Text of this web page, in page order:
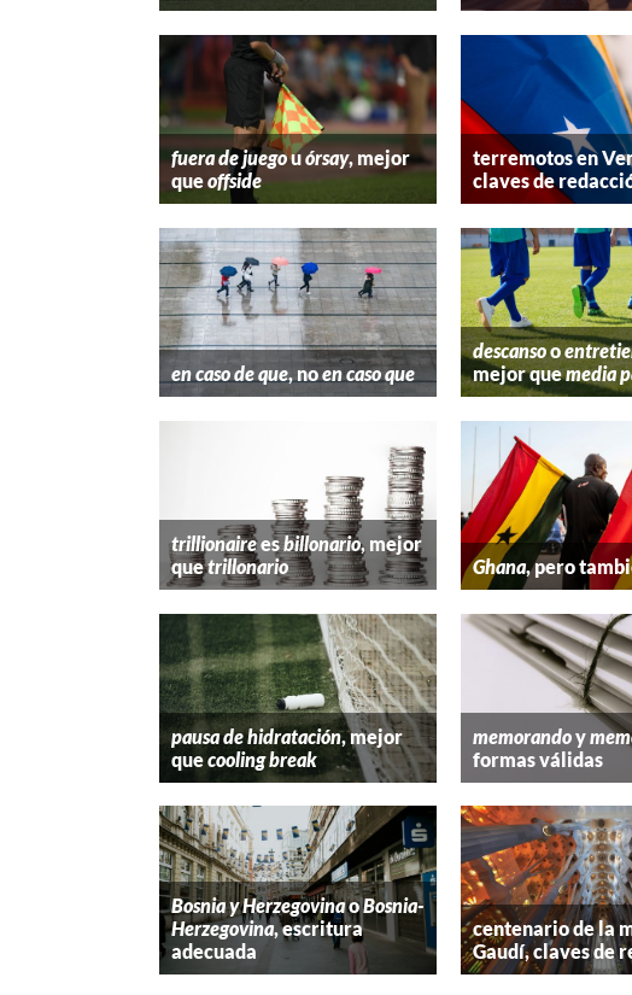
fuera de juegouórsay, mejor
queoffside
terremotos en
claves de
en caso de que, noen caso que
descansoo
mejor quemedia
trillionaireesbillonario, mejor
quetrillonario Ghana, pero
pausa de hidratación, mejor
quecooling break
memorandoy
formas válidas
Bosnia y HerzegovinaoBosnia-
Herzegovina, escritura
adecuada
centenario de la
Gaudí, claves de